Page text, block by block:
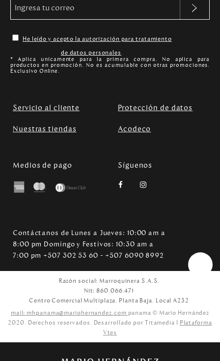
He leído y acepto la autorización para tratamiento
de datos personales.
* Aplica unicamente para la primera compra. No aplica para
productos en promoción. No es acumulable con otras promociones.
Exclusivo Online.
Servicio al cliente Protección de datos
Nuestras tiendas Acodeco
Medios de pago Síguenos
Contáctanos de Lunes a Jueves: 10:00 am a
8:00 pm Domingo y Festivos: 10:30 am a
7:00 pm +507 302 53 60 - +507 6090 8992
Razón social: Marroquinera S.A.S.
Nit: 860.066.471
Centro Comercial Multiplaza. Planta Baja. Local A232
mail: mhpanama@mariohernandez.com panama © Mario Hernández
2020. Derechos reservados. Desarrollado por Titamedia l Plataforma
Vtex